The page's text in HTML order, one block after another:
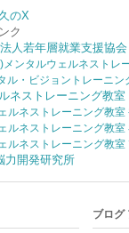
のX
ク
人若年層就業支援協会
メンタルウェルネストレ
ル・ビジョントレーニン
ネストレーニング教室
ルネストレーニング教室
ルネストレーニング教室
ルネストレーニング教室
力開発研究所
ブログ